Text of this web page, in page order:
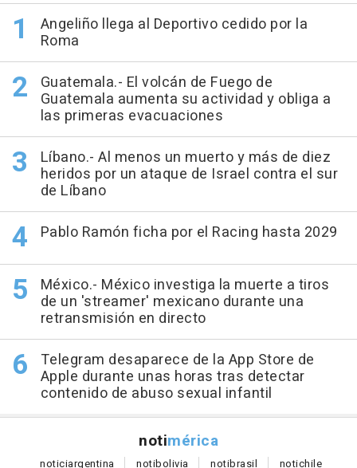
Angeliño llega al Deportivo cedido por la
Roma
Guatemala.- El volcán de Fuego de
Guatemala aumenta su actividad y obliga a
las primeras evacuaciones
Líbano.- Al menos un muerto y más de diez
heridos por un ataque de Israel contra el sur
de Líbano
Pablo Ramón ficha por el Racing hasta 2029
México.- México investiga la muerte a tiros
de un 'streamer' mexicano durante una
retransmisión en directo
Telegram desaparece de la App Store de
Apple durante unas horas tras detectar
contenido de abuso sexual infantil
notimérica
noticiargentina notibolivia notibrasil notichile